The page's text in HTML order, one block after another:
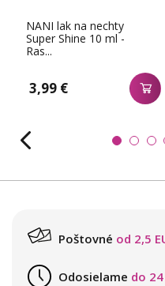
NANI lak na nechty
Super Shine 10 ml -
Ras...
3,99 €
Poštovné od 2,5
Odosielame do